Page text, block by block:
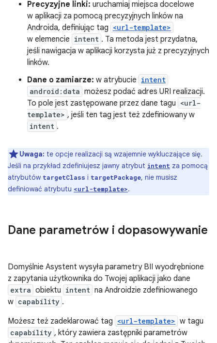
Precyzyjne linki: uruchamiaj miejsca docelowe
w aplikacji za pomocą precyzyjnych linków na
Androida, definiując tag <url-template>
w elemencie intent . Ta metoda jest przydatna,
jeśli nawigacja w aplikacji korzysta już z precyzyjnych
linków.
Dane o zamiarze: w atrybucie intent
android:data możesz podać adres URI realizacji.
To pole jest zastępowane przez dane tagu <url-
template> , jeśli ten tag jest też zdefiniowany w
intent .
Uwaga: te opcje realizacji są wzajemnie wykluczające się.
Jeśli na przykład zdefiniujesz jawny atrybut intent za pomocą
atrybutów targetClass i targetPackage, nie musisz
definiować atrybutu <url-template>.
Dane parametrów i dopasowywanie
Domyślnie Asystent wysyła parametry BII wyodrębnione
z zapytania użytkownika do Twojej aplikacji jako dane
extra obiektu intent na Androidzie zdefiniowanego
w capability .
Możesz też zadeklarować tag <url-template> w tagu
capability , który zawiera zastępniki parametrów